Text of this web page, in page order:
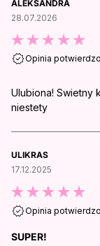
ALEKSANDRA
28.07.2026
Opinia
Ulubiona! Swietny
niestety
ULIKRAS
17.12.2025
Opinia
SUPER!